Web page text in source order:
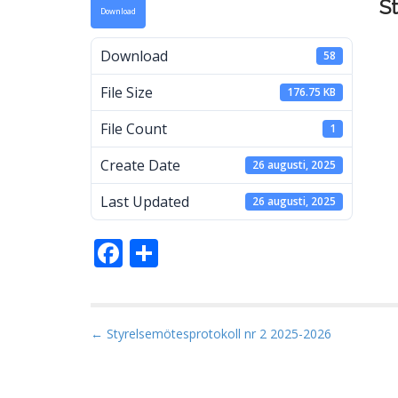
M
a
Download
Download 58
File Size 176.75 KB
File Count 1
Create Date 26 augusti, 2025
Last Updated 26 augusti, 2025
F
b
P
← Styrelsemötesprotokoll nr 2 2025-2026